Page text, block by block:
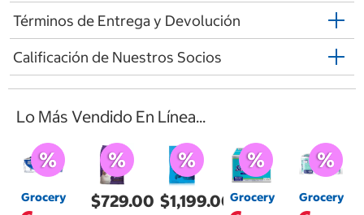
Términos de Entrega y Devolución
Calificación de Nuestros Socios
Lo Más Vendido En Línea...
Grocery $729.00 $1,199.00Grocery Grocery